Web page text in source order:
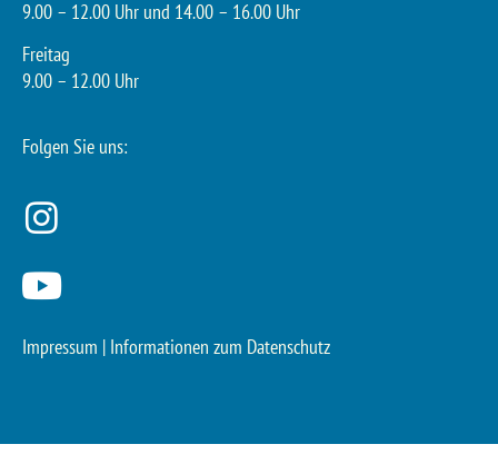
9.00 – 12.00 Uhr und 14.00 – 16.00 Uhr
Freitag
9.00 – 12.00 Uhr
Folgen Sie uns:
Impressum | Informationen zum Datenschutz